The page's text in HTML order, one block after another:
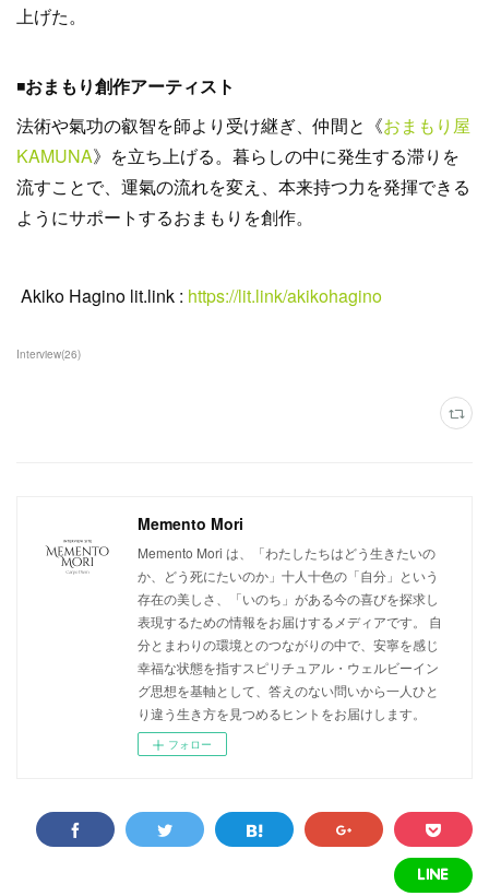
上げた。
◾️おまもり創作アーティスト
法術や氣功の叡智を師より受け継ぎ、仲間と《おまもり屋
KAMUNA》を立ち上げる。暮らしの中に発生する滞りを
流すことで、運氣の流れを変え、本来持つ力を発揮できる
ようにサポートするおまもりを創作。
Akiko Hagino lit.link : https://lit.link/akikohagino
Interview(26)
Memento Mori
Memento Mori は、「わたしたちはどう生きたいの
か、どう死にたいのか」十人十色の「自分」という
存在の美しさ、「いのち」がある今の喜びを探求し
表現するための情報をお届けするメディアです。 自
分とまわりの環境とのつながりの中で、安寧を感じ
幸福な状態を指すスピリチュアル・ウェルビーイン
グ思想を基軸として、答えのない問いから一人ひと
り違う生き方を見つめるヒントをお届けします。
フォロー